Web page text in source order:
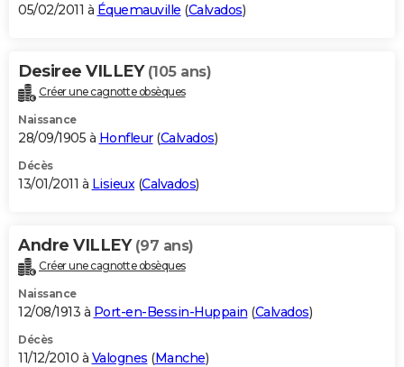
05/02/2011 à Équemauville (Calvados)
Desiree VILLEY (105 ans)
Créer une cagnotte obsèques
Naissance
28/09/1905 à Honfleur(Calvados)
Décès
13/01/2011 à Lisieux(Calvados)
Andre VILLEY (97 ans)
Créer une cagnotte obsèques
Naissance
12/08/1913 à Port-en-Bessin-Huppain (Calvados)
Décès
11/12/2010 à Valognes (Manche)